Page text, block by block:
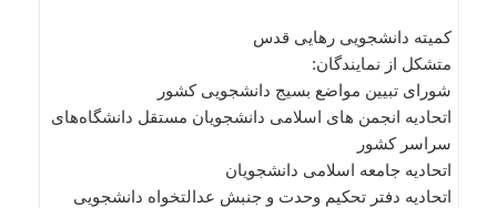
کمیته دانشجویی رهایی قدس
متشکل از نمایندگان:
شورای تبیین مواضع بسیج دانشجویی کشور
اتحادیه انجمن های اسلامی دانشجویان مستقل دانشگاه‌های
سراسر کشور
اتحادیه جامعه اسلامی دانشجویان
اتحادیه دفتر تحکیم وحدت و جنبش عدالتخواه دانشجویی